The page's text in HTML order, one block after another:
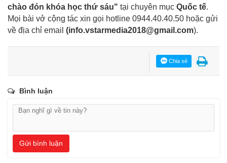
chào đón khóa học thứ sáu" tại chuyên mục Quốc tế.
Mọi bài vở cộng tác xin gọi hotline 0944.40.40.50 hoặc gửi
về địa chỉ email (info.vstarmedia2018@gmail.com).
Chia sẻ
Bình luận
Gửi bình luận